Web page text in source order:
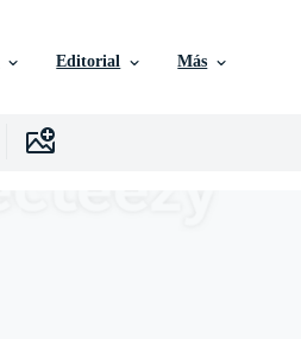
Editorial Más